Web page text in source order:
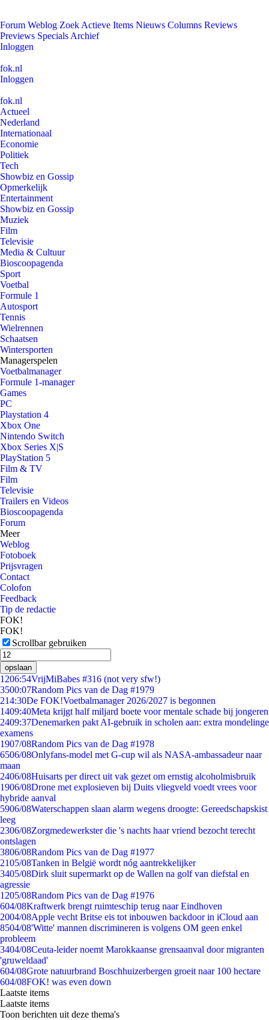
Forum Weblog Zoek Actieve Items Nieuws Columns Reviews
Previews Specials Archief
Inloggen
fok.nl
Inloggen
fok.nl
Actueel
Nederland
Internationaal
Economie
Politiek
Tech
Showbiz en Gossip
Opmerkelijk
Entertainment
Showbiz en Gossip
Muziek
Film
Televisie
Media & Cultuur
Bioscoopagenda
Sport
Voetbal
Formule 1
Autosport
Tennis
Wielrennen
Schaatsen
Wintersporten
Managerspelen
Voetbalmanager
Formule 1-manager
Games
PC
Playstation 4
Xbox One
Nintendo Switch
Xbox Series X|S
PlayStation 5
Film & TV
Film
Televisie
Trailers en Videos
Bioscoopagenda
Forum
Meer
Weblog
Fotoboek
Prijsvragen
Contact
Colofon
Feedback
Tip de redactie
FOK!
FOK!
Scrollbar gebruiken
opslaan
1206:54VrijMiBabes #316 (not very sfw!)
3500:07Random Pics van de Dag #1979
214:30De FOK!Voetbalmanager 2026/2027 is begonnen
1409:40Meta krijgt half miljard boete voor mentale schade bij jongeren
2409:37Denemarken pakt AI-gebruik in scholen aan: extra mondelinge
examens
1907/08Random Pics van de Dag #1978
6506/08Onlyfans-model met G-cup wil als NASA-ambassadeur naar
maan
2406/08Huisarts per direct uit vak gezet om ernstig alcoholmisbruik
1906/08Drone met explosieven bij Duits vliegveld voedt vrees voor
hybride aanval
5906/08Waterschappen slaan alarm wegens droogte: Gereedschapskist
leeg
2306/08Zorgmedewerkster die 's nachts haar vriend bezocht terecht
ontslagen
3806/08Random Pics van de Dag #1977
2105/08Tanken in België wordt nóg aantrekkelijker
3405/08Dirk sluit supermarkt op de Wallen na golf van diefstal en
agressie
1205/08Random Pics van de Dag #1976
604/08Kraftwerk brengt ruimteschip terug naar Eindhoven
2004/08Apple vecht Britse eis tot inbouwen backdoor in iCloud aan
8504/08'Witte' mannen discrimineren is volgens OM geen enkel
probleem
3404/08Ceuta-leider noemt Marokkaanse grensaanval door migranten
'gruweldaad'
604/08Grote natuurbrand Boschhuizerbergen groeit naar 100 hectare
604/08FOK! was even down
Laatste items
Laatste items
Toon berichten uit deze thema's